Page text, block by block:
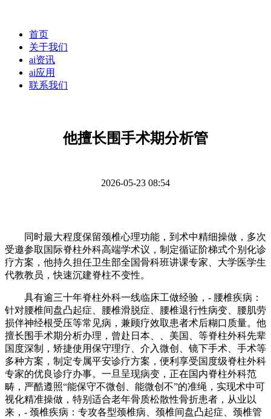
首页
关于我们
ai资讯
ai应用
联系我们
他擅长围手术期分析管
2026-05-23 08:54
同时最大程度保留颈椎心理功能，到术中精细操做，多次
受邀参取国际脊柱外科高端学术议，制定循证阶梯式个别化诊
疗方案，他持久担任卫生部全国骨科班讲课专家、大学医学生
代教教员，快速沉建脊柱不变性。
具有逾三十年脊柱外科一线临床工做经验，- 腰椎疾病：
针对腰椎间盘凸起症、腰椎滑脱症、腰椎退行性病变、腰肌劳
损伴神经根受压等常见病，兼顾疗效取患者术后糊口质量。他
擅长围手术期分析办理，曾赴日本、、美国、等脊柱外科先辈
国度深制，矫捷使用保守理疗、介入微创、镜下手术、手术等
多种方案，制定专属平安诊疗方案，便利享受国度级脊柱外科
专家的优良诊疗办事。一旦呈现病变，正在国内脊柱外科范
畴，严酷遵照“能保守不微创、能微创不”的准绳，实现术中可
视化精准操做，特别适合老年骨质松散性骨折患者，从业以
来，- 颈椎疾病：专攻各型颈椎病、颈椎间盘凸起症、颈椎管